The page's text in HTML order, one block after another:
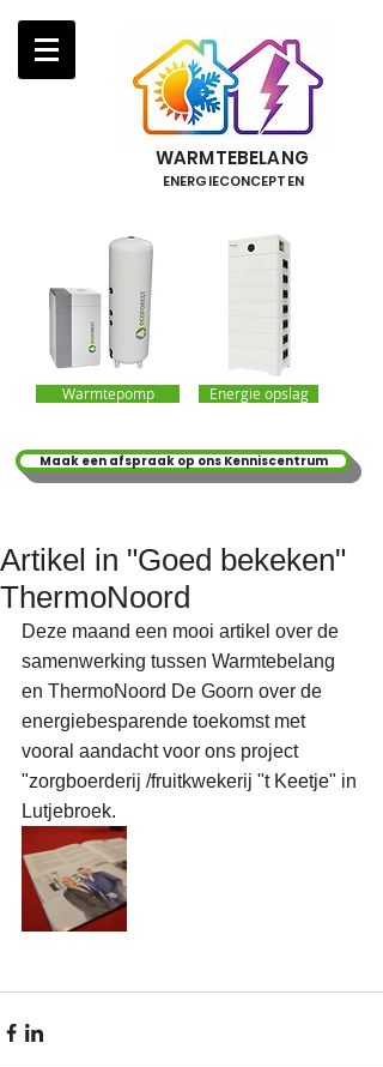
WARMTEBELANG
ENERGIECONCEPTEN
Warmtepomp Energie opslag
Maak een afspraak op ons Kenniscentrum
Artikel in "Goed bekeken"
ThermoNoord
Deze maand een mooi artikel over de
samenwerking tussen Warmtebelang
en ThermoNoord De Goorn over de
energiebesparende toekomst met
vooral aandacht voor ons project
"zorgboerderij /fruitkwekerij "t Keetje" in
Lutjebroek.